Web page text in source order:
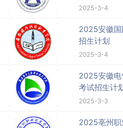
2025-3-4
2025安徽国
招生计划
2025-3-4
2025安徽电
考试招生计
2025-3-3
2025亳州职